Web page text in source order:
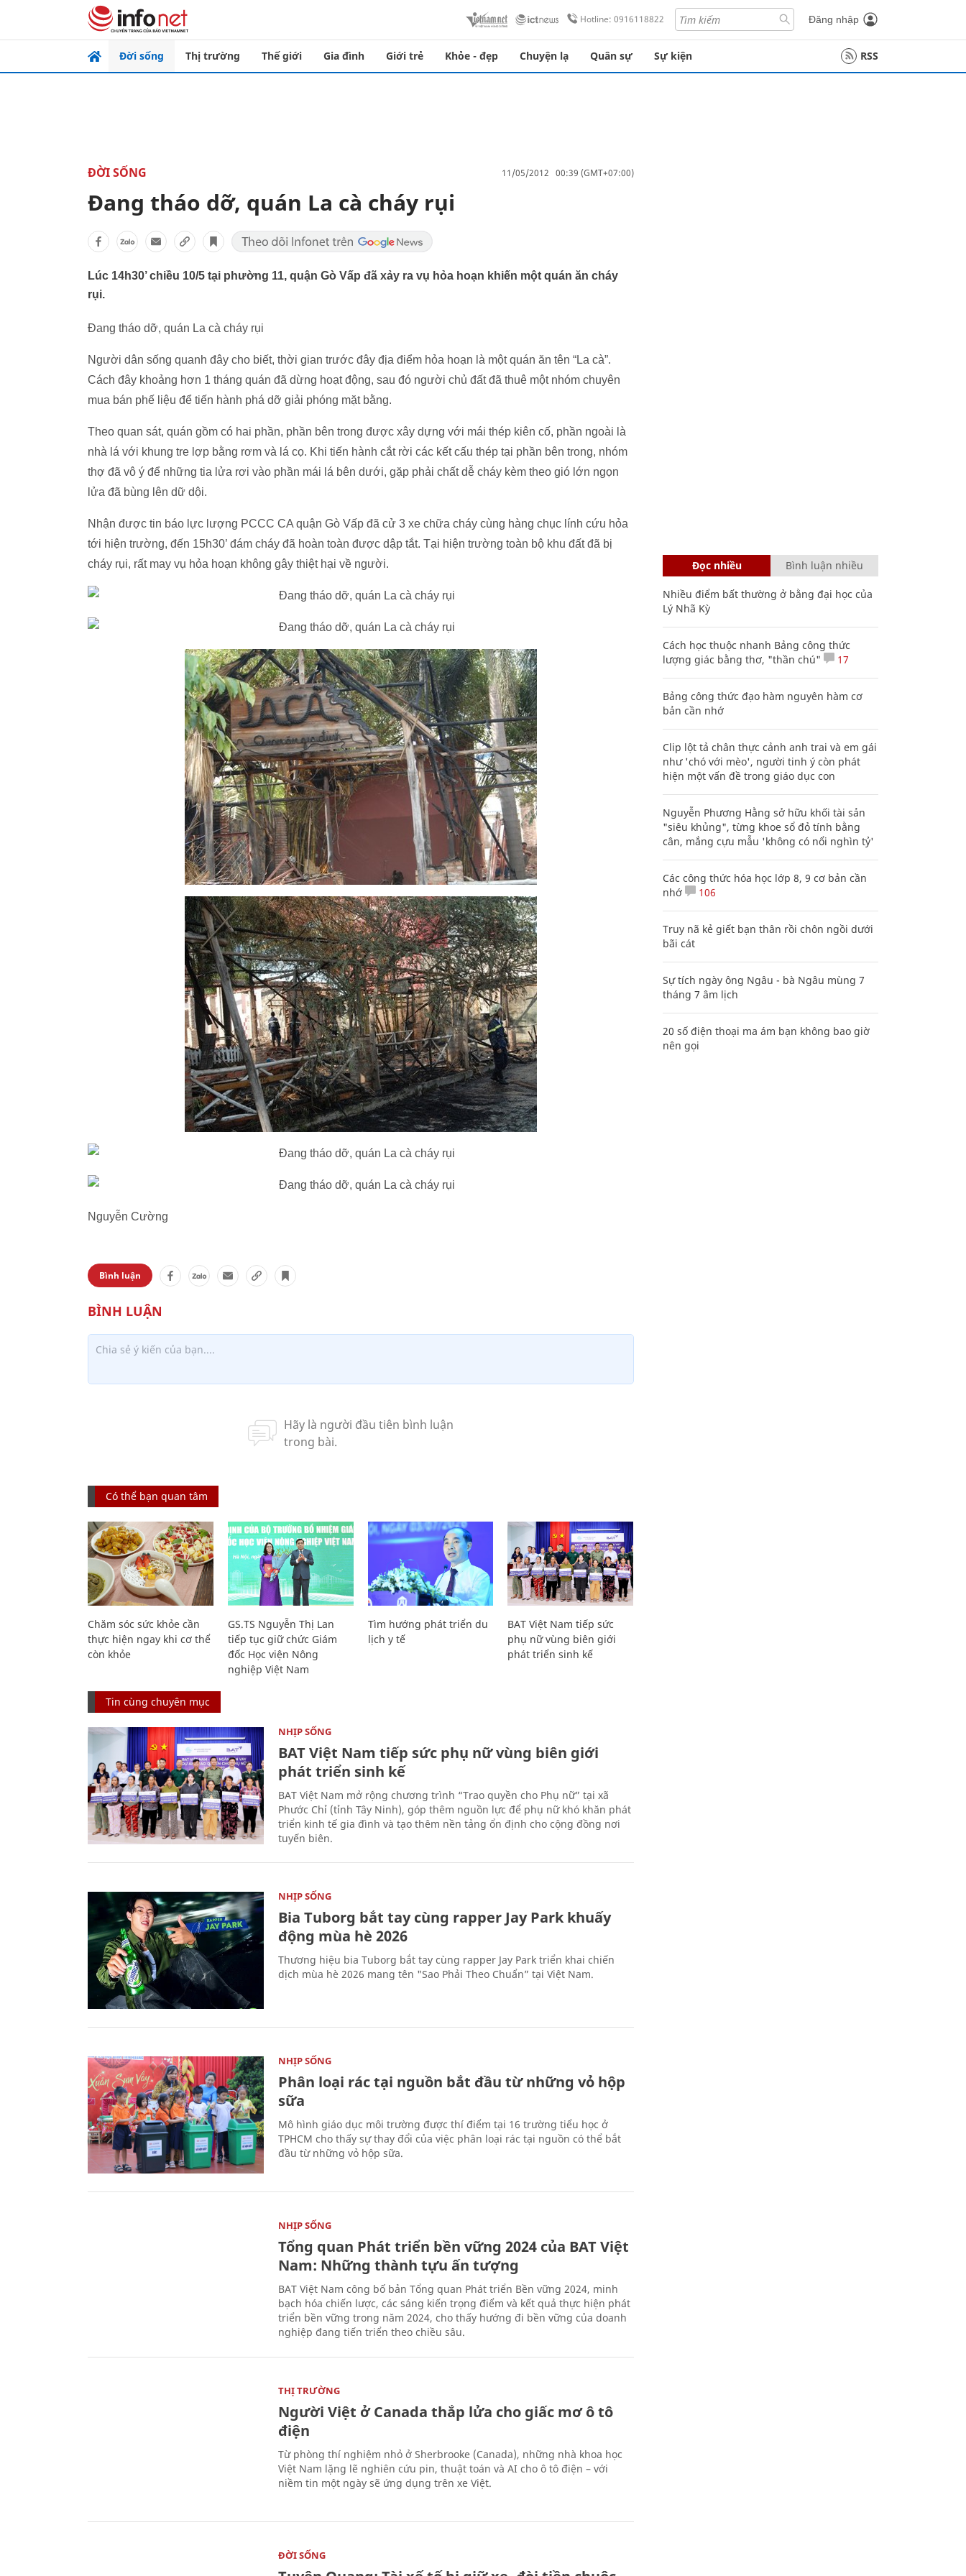
Hotline: 0916118822 Đăng nhập
Đời sống Thị trường Thế giới Gia đình Giới trẻ Khỏe - đẹp Chuyện lạ Quân sự Sự kiện RSS
ĐỜI SỐNG 11/05/2012 00:39 (GMT+07:00)
Đang tháo dỡ, quán La cà cháy rụi
Lúc 14h30’ chiều 10/5 tại phường 11, quận Gò Vấp đã xảy ra vụ hỏa hoạn khiến một quán ăn cháy
rụi.
Đang tháo dỡ, quán La cà cháy rụi
Người dân sống quanh đây cho biết, thời gian trước đây địa điểm hỏa hoạn là một quán ăn tên “La cà”.
Cách đây khoảng hơn 1 tháng quán đã dừng hoạt động, sau đó người chủ đất đã thuê một nhóm chuyên
mua bán phế liệu để tiến hành phá dỡ giải phóng mặt bằng.
Theo quan sát, quán gồm có hai phần, phần bên trong được xây dựng với mái thép kiên cố, phần ngoài là
nhà lá với khung tre lợp bằng rơm và lá cọ. Khi tiến hành cắt rời các kết cấu thép tại phần bên trong, nhóm
thợ đã vô ý để những tia lửa rơi vào phần mái lá bên dưới, gặp phải chất dễ cháy kèm theo gió lớn ngọn
lửa đã bùng lên dữ dội.
Nhận được tin báo lực lượng PCCC CA quận Gò Vấp đã cử 3 xe chữa cháy cùng hàng chục lính cứu hỏa
tới hiện trường, đến 15h30’ đám cháy đã hoàn toàn được dập tắt. Tại hiện trường toàn bộ khu đất đã bị
cháy rụi, rất may vụ hỏa hoạn không gây thiệt hại về người.
Nguyễn Cường
Bình luận
Có thể bạn quan tâm
Chăm sóc sức khỏe cần
thực hiện ngay khi cơ thể
còn khỏe
GS.TS Nguyễn Thị Lan
tiếp tục giữ chức Giám
đốc Học viện Nông
nghiệp Việt Nam
Tìm hướng phát triển du
lịch y tế
BAT Việt Nam tiếp sức
phụ nữ vùng biên giới
phát triển sinh kế
Tin cùng chuyên mục
NHỊP SỐNG
BAT Việt Nam tiếp sức phụ nữ vùng biên giới
phát triển sinh kế
BAT Việt Nam mở rộng chương trình “Trao quyền cho Phụ nữ” tại xã
Phước Chỉ (tỉnh Tây Ninh), góp thêm nguồn lực để phụ nữ khó khăn phát
triển kinh tế gia đình và tạo thêm nền tảng ổn định cho cộng đồng nơi
tuyến biên.
NHỊP SỐNG
Bia Tuborg bắt tay cùng rapper Jay Park khuấy
động mùa hè 2026
Thương hiệu bia Tuborg bắt tay cùng rapper Jay Park triển khai chiến
dịch mùa hè 2026 mang tên "Sao Phải Theo Chuẩn” tại Việt Nam.
NHỊP SỐNG
Phân loại rác tại nguồn bắt đầu từ những vỏ hộp
sữa
Mô hình giáo dục môi trường được thí điểm tại 16 trường tiểu học ở
TPHCM cho thấy sự thay đổi của việc phân loại rác tại nguồn có thể bắt
đầu từ những vỏ hộp sữa.
NHỊP SỐNG
Tổng quan Phát triển bền vững 2024 của BAT Việt
Nam: Những thành tựu ấn tượng
BAT Việt Nam công bố bản Tổng quan Phát triển Bền vững 2024, minh
bạch hóa chiến lược, các sáng kiến trọng điểm và kết quả thực hiện phát
triển bền vững trong năm 2024, cho thấy hướng đi bền vững của doanh
nghiệp đang tiến triển theo chiều sâu.
THỊ TRƯỜNG
Người Việt ở Canada thắp lửa cho giấc mơ ô tô
điện
Từ phòng thí nghiệm nhỏ ở Sherbrooke (Canada), những nhà khoa học
Việt Nam lặng lẽ nghiên cứu pin, thuật toán và AI cho ô tô điện – với
niềm tin một ngày sẽ ứng dụng trên xe Việt.
ĐỜI SỐNG
Đọc nhiều Bình luận nhiều
Nhiều điểm bất thường ở bằng đại học của
Lý Nhã Kỳ
Cách học thuộc nhanh Bảng công thức
lượng giác bằng thơ, "thần chú"
17
Bảng công thức đạo hàm nguyên hàm cơ
bản cần nhớ
Clip lột tả chân thực cảnh anh trai và em gái
như 'chó với mèo', người tinh ý còn phát
hiện một vấn đề trong giáo dục con
Nguyễn Phương Hằng sở hữu khối tài sản
"siêu khủng", từng khoe sổ đỏ tính bằng
cân, mắng cựu mẫu 'không có nổi nghìn tỷ'
Các công thức hóa học lớp 8, 9 cơ bản cần
nhớ
106
Truy nã kẻ giết bạn thân rồi chôn ngồi dưới
bãi cát
Sự tích ngày ông Ngâu - bà Ngâu mùng 7
tháng 7 âm lịch
20 số điện thoại ma ám bạn không bao giờ
nên gọi